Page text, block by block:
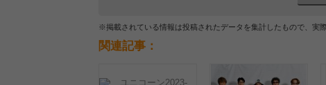
※掲載されている情報は投稿されたデータを集計したもので、実
関連記事：